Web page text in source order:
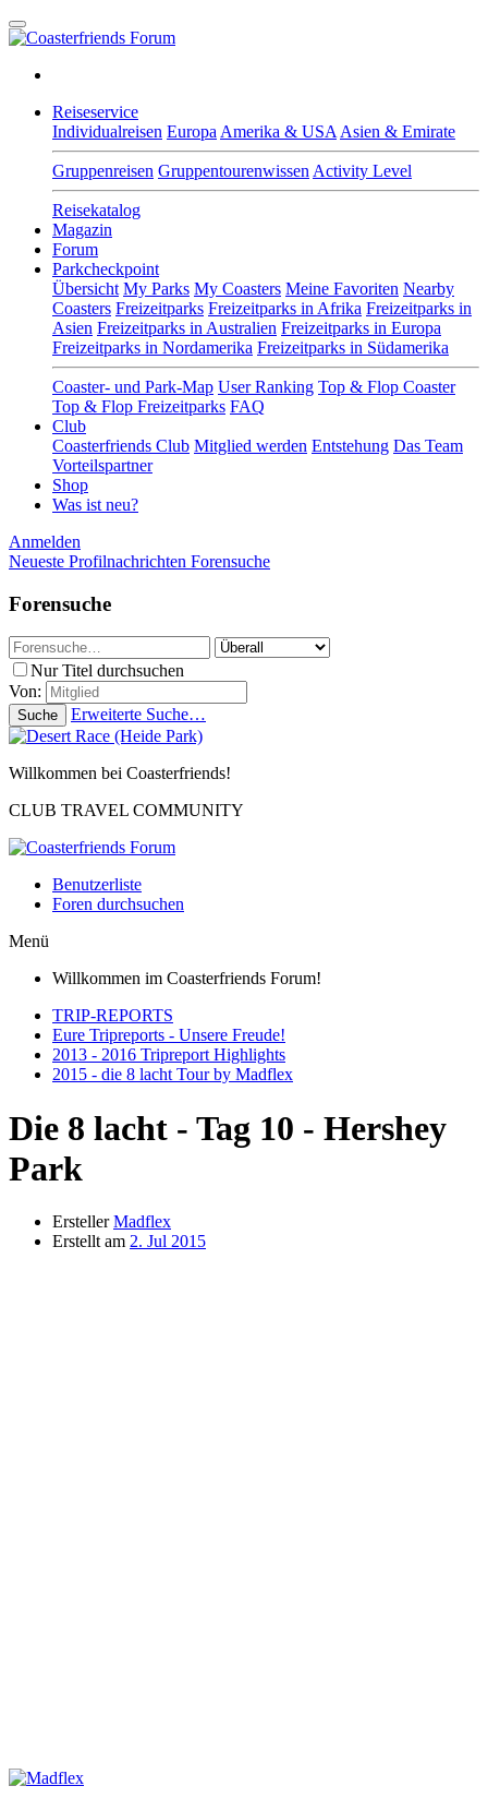
Reiseservice
Individualreisen Europa Amerika & USA Asien & Emirate
Gruppenreisen Gruppentourenwissen Activity Level
Reisekatalog
Magazin
Forum
Parkcheckpoint
Übersicht My Parks My Coasters Meine Favoriten Nearby
Coasters Freizeitparks Freizeitparks in Afrika Freizeitparks in
Asien Freizeitparks in Australien Freizeitparks in Europa
Freizeitparks in Nordamerika Freizeitparks in Südamerika
Coaster- und Park-Map User Ranking Top & Flop Coaster
Top & Flop Freizeitparks FAQ
Club
Coasterfriends Club Mitglied werden Entstehung Das Team
Vorteilspartner
Shop
Was ist neu?
Anmelden
Neueste Profilnachrichten Forensuche
Forensuche
Nur Titel durchsuchen
Von:
Suche Erweiterte Suche…
Willkommen bei Coasterfriends!
CLUB TRAVEL COMMUNITY
Benutzerliste
Foren durchsuchen
Menü
Willkommen im Coasterfriends Forum!
TRIP-REPORTS
Eure Tripreports - Unsere Freude!
2013 - 2016 Tripreport Highlights
2015 - die 8 lacht Tour by Madflex
Die 8 lacht - Tag 10 - Hershey
Park
Ersteller Madflex
Erstellt am 2. Jul 2015